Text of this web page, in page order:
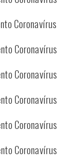
Coronavírus
Coronavírus
Coronavírus
Coronavírus
Coronavírus
Coronavírus